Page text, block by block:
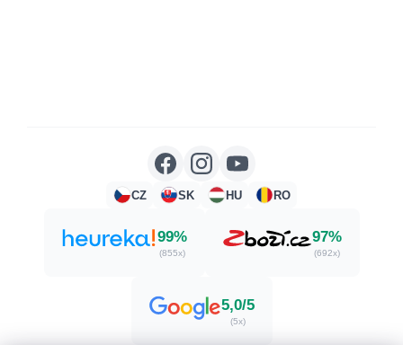
CZ SK HU RO
99%
(855x)
97%
(692x)
5,0/5
(5x)